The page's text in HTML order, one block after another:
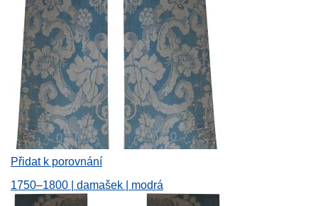
Přidat k porovnání
1750–1800 | damašek | modrá